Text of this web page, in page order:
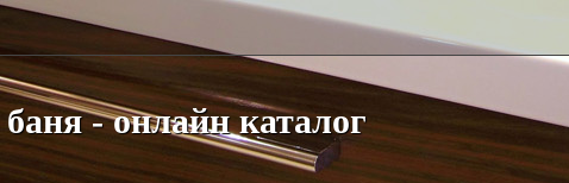
- онлайн каталог